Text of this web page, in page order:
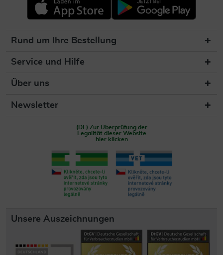
Rund um Ihre Bestellung
Service und Hilfe
Über uns
Newsletter
(DE) Zur Überprüfung der
Legalität dieser Website
hier klicken
Unsere Auszeichnungen